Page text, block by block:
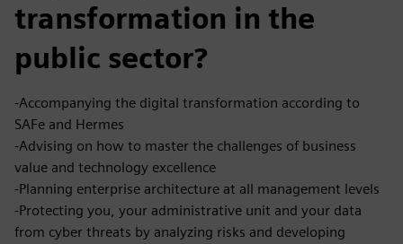
transformation in the
public sector?
-Accompanying the digital transformation according to
SAFe and Hermes
-Advising on how to master the challenges of business
value and technology excellence
-Planning enterprise architecture at all management levels
-Protecting you, your administrative unit and your data
from cyber threats by analyzing risks and developing